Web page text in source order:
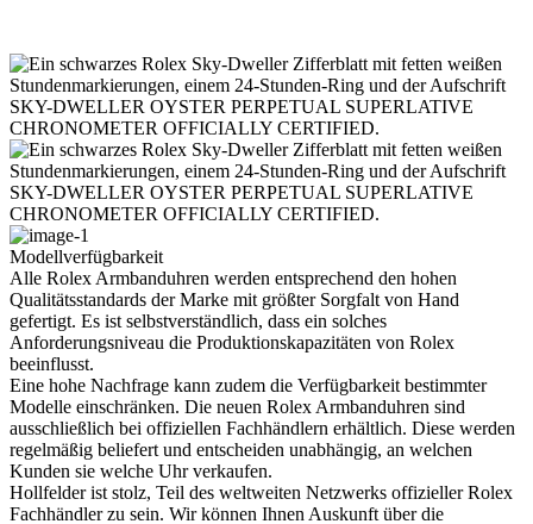
Modellverfügbarkeit
Alle Rolex Armbanduhren werden entsprechend den hohen
Qualitätsstandards der Marke mit größter Sorgfalt von Hand
gefertigt. Es ist selbstverständlich, dass ein solches
Anforderungsniveau die Produktions­kapazitäten von Rolex
beeinflusst.
Eine hohe Nachfrage kann zudem die Verfügbarkeit bestimmter
Modelle einschränken. Die neuen Rolex Armbanduhren sind
ausschließlich bei offiziellen Fachhändlern erhältlich. Diese werden
regelmäßig beliefert und entscheiden unabhängig, an welchen
Kunden sie welche Uhr verkaufen.
Hollfelderist stolz, Teil des weltweiten Netzwerks offiziellerRolex
Fachhändler zu sein. Wir können Ihnen Auskunft über die